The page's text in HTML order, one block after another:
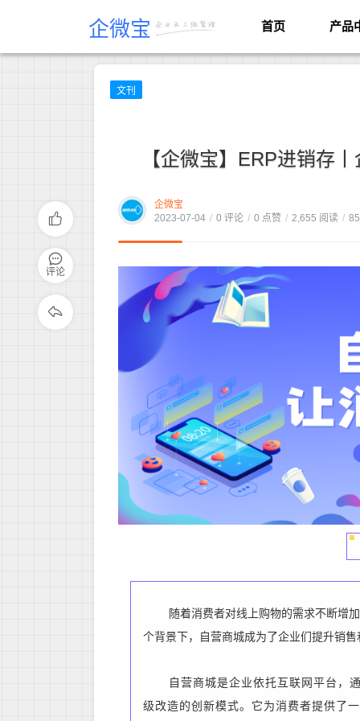
企微宝 首页 产品
文刊
【企微宝】ERP进销存
企微宝
2023-07-04 / 0 评论 / 0 点赞 / 2,655 阅读 /
随着消费者对线上购物的需求不断增
个背景下，自营商城成为了企业们提升销
自营商城是企业依托互联网平台，
级改造的创新模式。它为消费者提供了
评论